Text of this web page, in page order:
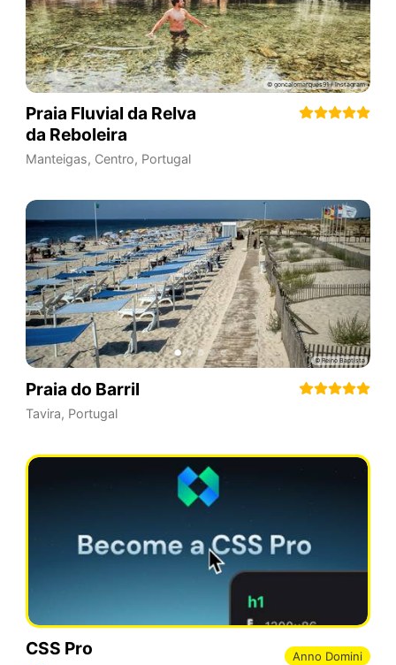
Praia Fluvial da Relva
da Reboleira
Manteigas, Centro, Portugal
Praia do Barril
Tavira, Portugal
CSS Pro Anno Domini